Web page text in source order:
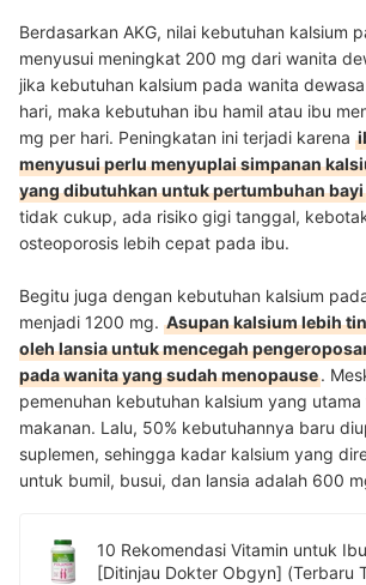
Berdasarkan AKG, nilai kebutuhan kalsium
menyusui meningkat 200 mg dari wanita
jika kebutuhan kalsium pada wanita
hari, maka kebutuhan ibu hamil atau ibu
mg per hari. Peningkatan ini terjadi karena
menyusui perlu menyuplai simpanan
yang dibutuhkan untuk pertumbuhan bayi
tidak cukup, ada risiko gigi tanggal,
osteoporosis lebih cepat pada ibu.
Begitu juga dengan kebutuhan kalsium
menjadi 1200 mg. Asupan kalsium lebih
oleh lansia untuk mencegah
pada wanita yang sudah menopause.
pemenuhan kebutuhan kalsium yang
makanan. Lalu, 50% kebutuhannya baru
suplemen, sehingga kadar kalsium yang
untuk bumil, busui, dan lansia adalah 600
10 Rekomendasi Vitamin untuk
[Ditinjau Dokter Obgyn] (Terbaru